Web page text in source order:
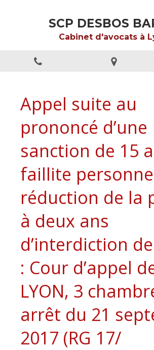
SCP DESBOS
Cabinet d'avocats à
Appel suite au
prononcé d’une
sanction de 15
faillite
réduction de la
à deux ans
d’interdiction
: Cour d’appel
LYON, 3
arrêt du 21
2017 (RG 17/